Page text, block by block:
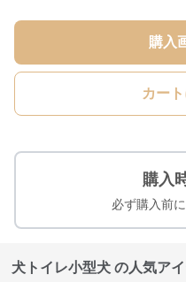
購入
カー
購入
必ず購入前
犬トイレ小型犬 の人気ア